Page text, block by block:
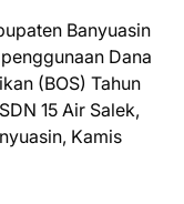
Banyuasin
Dana
(BOS) Tahun
15 Air Salek,
Kamis